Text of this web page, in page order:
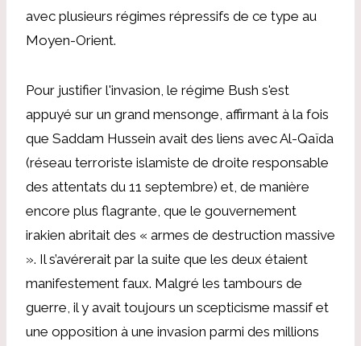
avec plusieurs régimes répressifs de ce type au
Moyen-Orient.
Pour justifier l'invasion, le régime Bush s'est
appuyé sur un grand mensonge, affirmant à la fois
que Saddam Hussein avait des liens avec Al-Qaïda
(réseau terroriste islamiste de droite responsable
des attentats du 11 septembre) et, de manière
encore plus flagrante, que le gouvernement
irakien abritait des « armes de destruction massive
». Il s’avérerait par la suite que les deux étaient
manifestement faux. Malgré les tambours de
guerre, il y avait toujours un scepticisme massif et
une opposition à une invasion parmi des millions